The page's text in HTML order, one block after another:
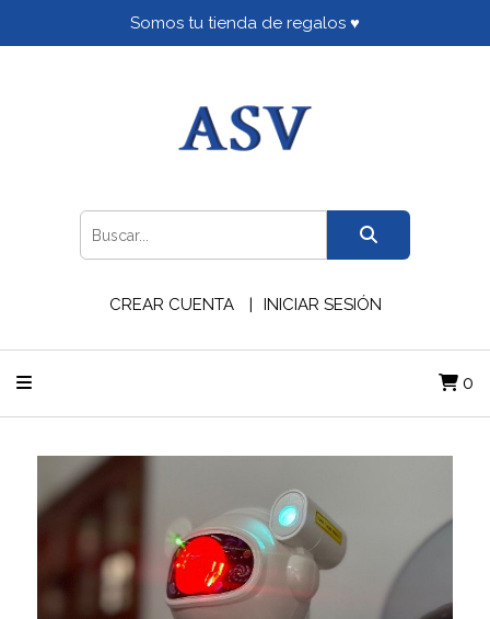
Somos tu tienda de regalos ♥
CREAR CUENTA INICIAR SESIÓN
0